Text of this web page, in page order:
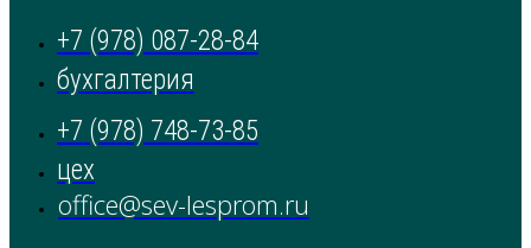
+7 (978) 087-28-84
бухгалтерия
+7 (978) 748-73-85
цех
office@sev-lesprom.ru